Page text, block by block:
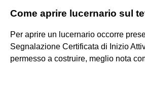
Come aprire lucernario sul
Per aprire un lucernario occorre
Segnalazione Certificata di Inizio
permesso a costruire, meglio nota